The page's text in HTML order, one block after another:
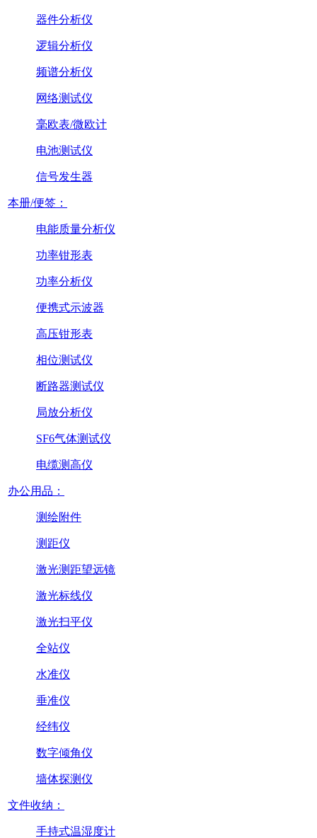
器件分析仪
逻辑分析仪
频谱分析仪
网络测试仪
毫欧表/微欧计
电池测试仪
信号发生器
本册/便签：
电能质量分析仪
功率钳形表
功率分析仪
便携式示波器
高压钳形表
相位测试仪
断路器测试仪
局放分析仪
SF6气体测试仪
电缆测高仪
办公用品：
测绘附件
测距仪
激光测距望远镜
激光标线仪
激光扫平仪
全站仪
水准仪
垂准仪
经纬仪
数字倾角仪
墙体探测仪
文件收纳：
手持式温湿度计